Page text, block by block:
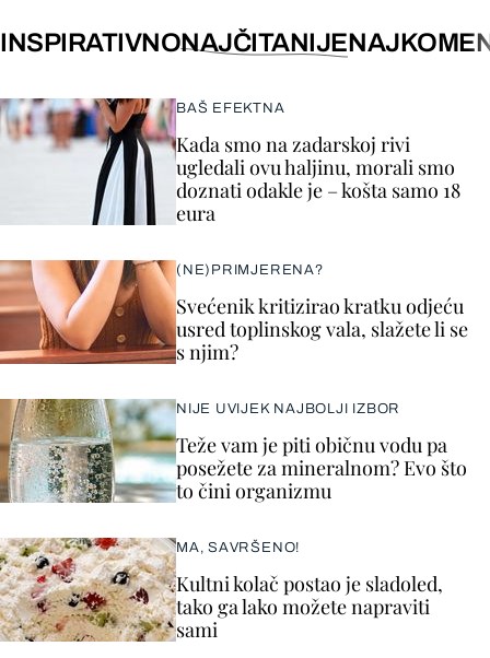
INSPIRATIVNONAJČITANIJE
BAŠ EFEKTNA
Kada smo na zadarskoj rivi
ugledali ovu haljinu, morali smo
doznati odakle je – košta samo 18
eura
(NE)PRIMJERENA?
Svećenik kritizirao kratku odjeću
usred toplinskog vala, slažete li se
s njim?
NIJE UVIJEK NAJBOLJI IZBOR
Teže vam je piti običnu vodu pa
posežete za mineralnom? Evo što
to čini organizmu
MA, SAVRŠENO!
Kultni kolač postao je sladoled,
tako ga lako možete napraviti
sami